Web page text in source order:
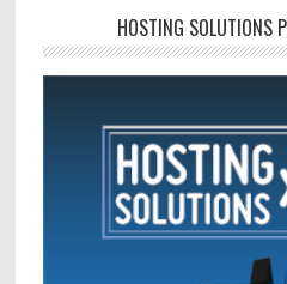
HOSTING SOLUTIONS